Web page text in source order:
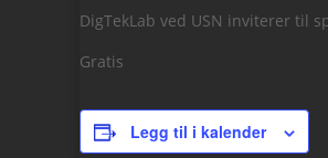
DigTekLab ved USN inviterer til
Gratis
Legg til i kalender